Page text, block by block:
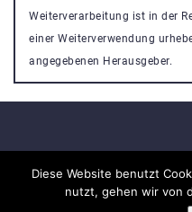
Weiterverarbeitung ist in der
einer Weiterverwendung
angegebenen Herausgeber.
Powered By
Diese Website benutzt
nutzt, gehen wir von